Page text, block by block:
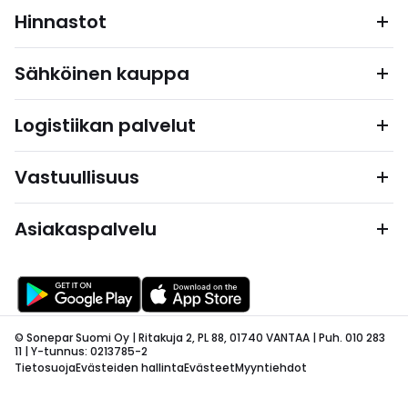
Hinnastot
Sähköinen kauppa
Logistiikan palvelut
Vastuullisuus
Asiakaspalvelu
© Sonepar Suomi Oy | Ritakuja 2, PL 88, 01740 VANTAA | Puh. 010 283
11 | Y-tunnus: 0213785-2
TietosuojaEvästeiden hallintaEvästeetMyyntiehdot